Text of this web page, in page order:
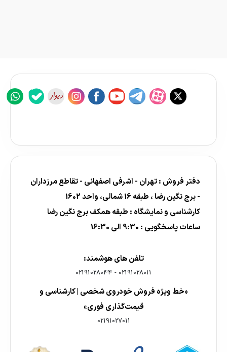
دفتر فروش : تهران - اشرفی اصفهانی - تقاطع مرزداران
- برج نگین رضا ، طبقه 16 شمالی، واحد 1602
کارشناسی و نمایشگاه : طبقه همکف برج نگین رضا
ساعات پاسخگویی : 9:30 الی 16:30
تلفن های هوشمند:
02191028011
-
02191028044
«خط ویژه فروش خودروی شخصی | کارشناسی و
قیمت‌گذاری فوری»
02191027011